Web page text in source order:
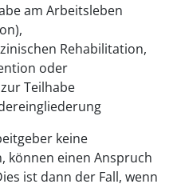
am Arbeitsleben
Rehabilitation,
oder
Teilhabe
keine
können einen Anspruch
ist dann der Fall, wenn